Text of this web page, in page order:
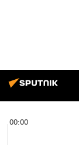
00:00